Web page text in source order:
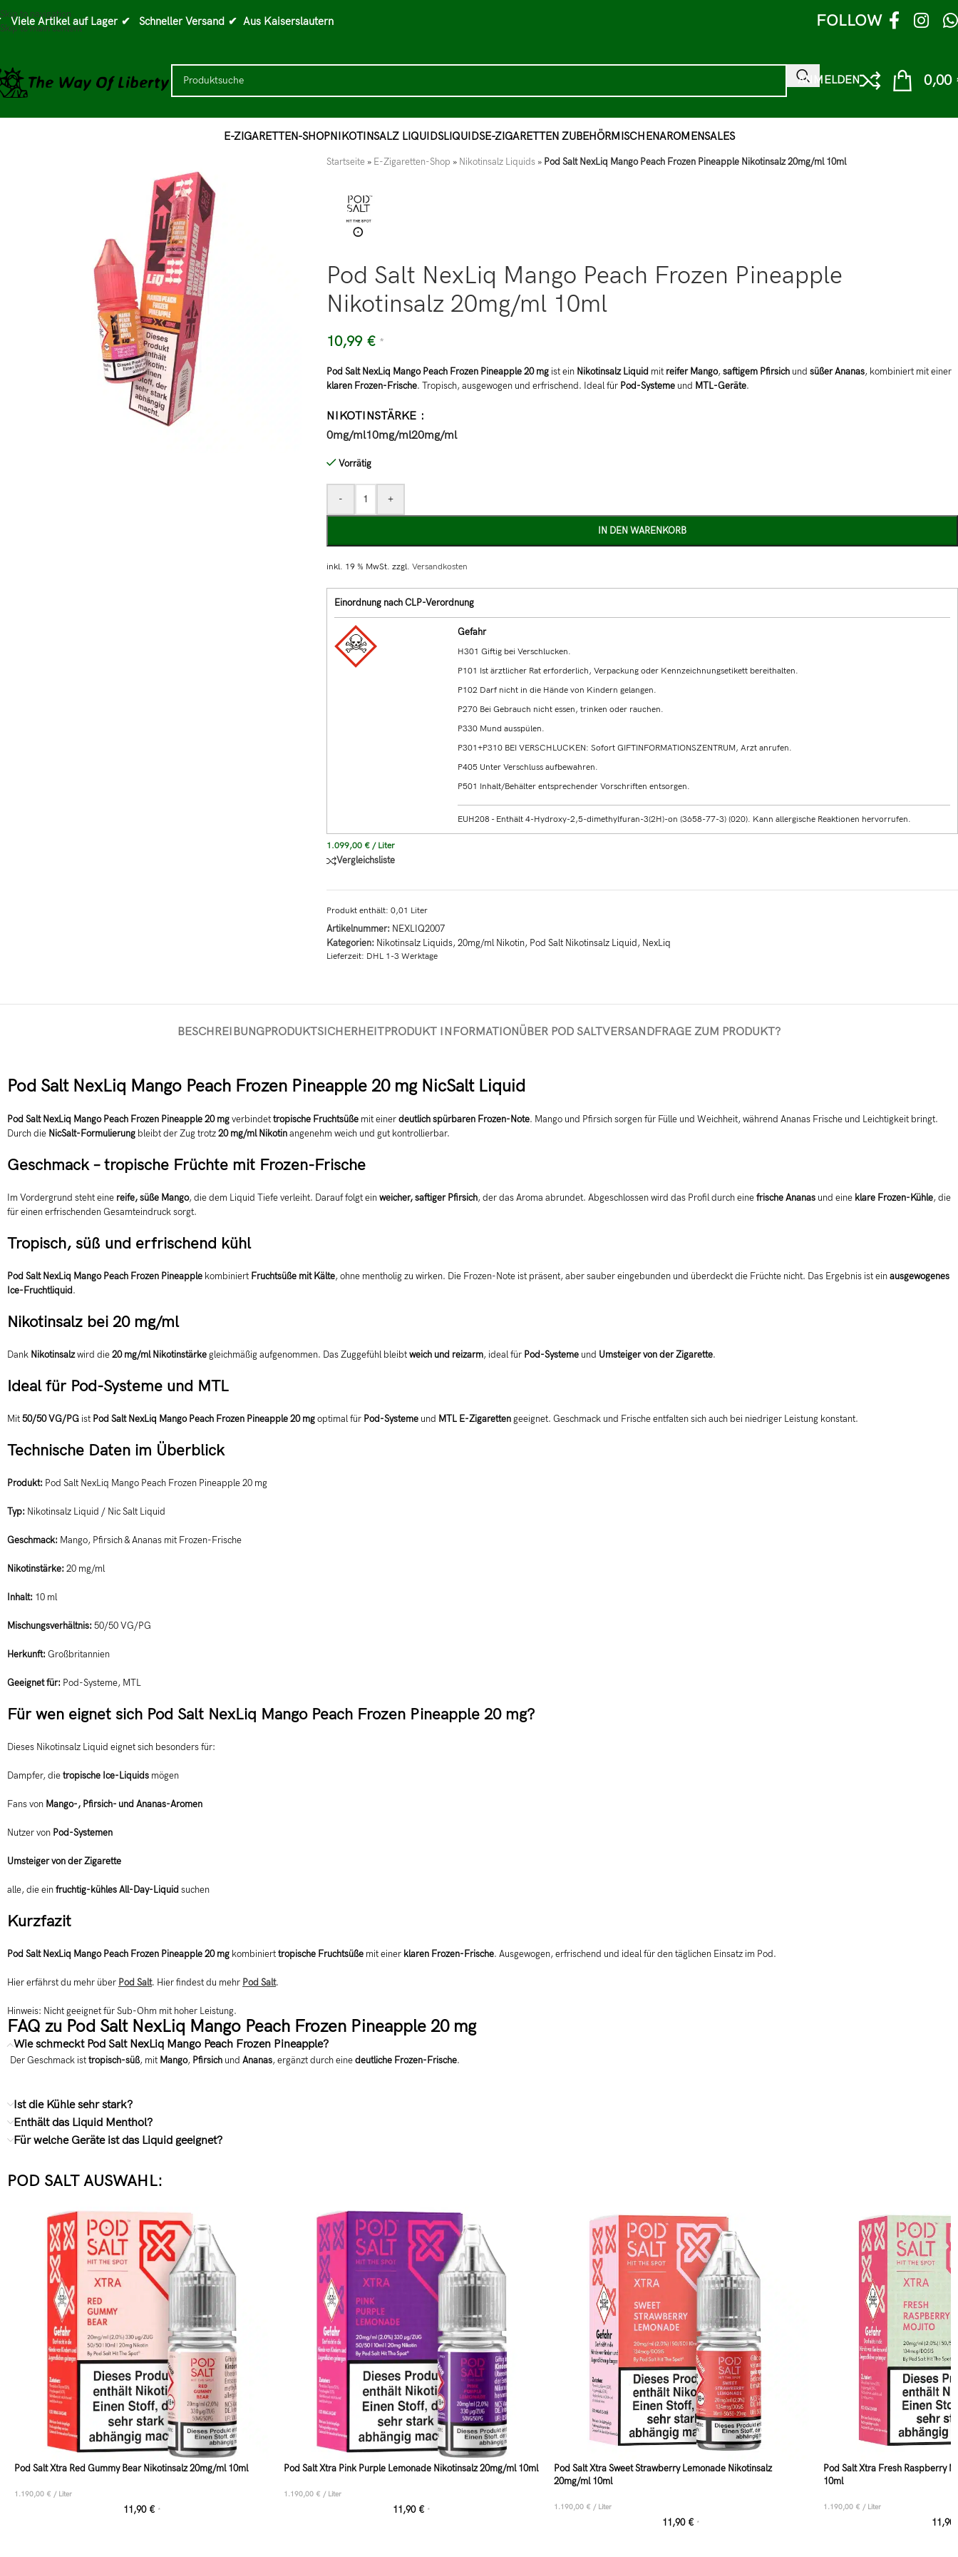
Skip to navigation
Skip to main content
Viele Artikel auf Lager ✔ Schneller Versand ✔ Aus Kaiserslautern FOLLOW
ANMELDEN 0,00
E-ZIGARETTEN-SHOPNIKOTINSALZ LIQUIDSLIQUIDSE-ZIGARETTEN ZUBEHÖRMISCHENAROMENSALES
Startseite » E-Zigaretten-Shop » Nikotinsalz Liquids » Pod Salt NexLiq Mango Peach Frozen Pineapple Nikotinsalz 20mg/ml 10ml
Pod Salt NexLiq Mango Peach Frozen Pineapple
Nikotinsalz 20mg/ml 10ml
10,99 € *
Pod Salt NexLiq Mango Peach Frozen Pineapple 20 mg ist ein Nikotinsalz Liquid mit reifer Mango,saftigem Pfirsich und süßer Ananas, kombiniert mit einer
klaren Frozen-Frische. Tropisch, ausgewogen und erfrischend. Ideal für Pod-Systeme und MTL-Geräte.
NIKOTINSTÄRKE
0mg/ml10mg/ml20mg/ml
Vorrätig
- +
IN DEN WARENKORB
inkl. 19 % MwSt. zzgl. Versandkosten
Einordnung nach CLP-Verordnung
Gefahr
H301 Giftig bei Verschlucken.
P101 Ist ärztlicher Rat erforderlich, Verpackung oder Kennzeichnungsetikett bereithalten.
P102 Darf nicht in die Hände von Kindern gelangen.
P270 Bei Gebrauch nicht essen, trinken oder rauchen.
P330 Mund ausspülen.
P301+P310 BEI VERSCHLUCKEN: Sofort GIFTINFORMATIONSZENTRUM, Arzt anrufen.
P405 Unter Verschluss aufbewahren.
P501 Inhalt/Behälter entsprechender Vorschriften entsorgen.
EUH208 - Enthält 4-Hydroxy-2,5-dimethylfuran-3(2H)-on (3658-77-3) (020). Kann allergische Reaktionen hervorrufen.
1.099,00 € / Liter
Vergleichsliste
Produkt enthält: 0,01 Liter
Artikelnummer: NEXLIQ2007
Kategorien: Nikotinsalz Liquids,20mg/ml Nikotin, Pod Salt Nikotinsalz Liquid, NexLiq
Lieferzeit: DHL 1-3 Werktage
BESCHREIBUNGPRODUKTSICHERHEITPRODUKT INFORMATIONÜBER POD SALTVERSANDFRAGE ZUM PRODUKT?
Pod Salt NexLiq Mango Peach Frozen Pineapple 20 mg NicSalt Liquid
Pod Salt NexLiq Mango Peach Frozen Pineapple 20 mgverbindettropische Fruchtsüße mit einerdeutlich spürbaren Frozen-Note. Mango und Pfirsich sorgen für Fülle und Weichheit, während Ananas Frische und Leichtigkeit bringt.
Durch die NicSalt-Formulierung bleibt der Zug trotz20 mg/ml Nikotinangenehm weich und gut kontrollierbar.
Geschmack – tropische Früchte mit Frozen-Frische
Im Vordergrund steht eine reife, süße Mango, die dem Liquid Tiefe verleiht. Darauf folgt einweicher, saftiger Pfirsich, der das Aroma abrundet. Abgeschlossen wird das Profil durch einefrische Ananas und eine klare Frozen-Kühle, die
für einen erfrischenden Gesamteindruck sorgt.
Tropisch, süß und erfrischend kühl
Pod Salt NexLiq Mango Peach Frozen Pineapple kombiniert Fruchtsüße mit Kälte, ohne mentholig zu wirken. Die Frozen-Note ist präsent, aber sauber eingebunden und überdeckt die Früchte nicht. Das Ergebnis ist einausgewogenes
Ice-Fruchtliquid.
Nikotinsalz bei 20 mg/ml
Dank Nikotinsalzwird die20 mg/ml Nikotinstärkegleichmäßig aufgenommen. Das Zuggefühl bleibtweich und reizarm, ideal für Pod-Systeme und Umsteiger von der Zigarette.
Ideal für Pod-Systeme und MTL
Mit50/50 VG/PG ist Pod Salt NexLiq Mango Peach Frozen Pineapple 20 mgoptimal für Pod-Systeme und MTL E-Zigarettengeeignet. Geschmack und Frische entfalten sich auch bei niedriger Leistung konstant.
Technische Daten im Überblick
Produkt: Pod Salt NexLiq Mango Peach Frozen Pineapple 20 mg
Typ: Nikotinsalz Liquid / Nic Salt Liquid
Geschmack: Mango, Pfirsich & Ananas mit Frozen-Frische
Nikotinstärke: 20 mg/ml
Inhalt: 10 ml
Mischungsverhältnis: 50/50 VG/PG
Herkunft: Großbritannien
Geeignet für: Pod-Systeme, MTL
Für wen eignet sich Pod Salt NexLiq Mango Peach Frozen Pineapple 20 mg?
Dieses Nikotinsalz Liquid eignet sich besonders für:
Dampfer, dietropische Ice-Liquids mögen
Fans von Mango-, Pfirsich- und Ananas-Aromen
Nutzer von Pod-Systemen
Umsteiger von der Zigarette
alle, die einfruchtig-kühles All-Day-Liquid suchen
Kurzfazit
Pod Salt NexLiq Mango Peach Frozen Pineapple 20 mg kombinierttropische Fruchtsüße mit einer klaren Frozen-Frische. Ausgewogen, erfrischend und ideal für den täglichen Einsatz im Pod.
Hier erfährst du mehr über Pod Salt. Hier findest du mehr Pod Salt.
Hinweis: Nicht geeignet für Sub-Ohm mit hoher Leistung.
FAQ zu Pod Salt NexLiq Mango Peach Frozen Pineapple 20 mg
Wie schmeckt Pod Salt NexLiq Mango Peach Frozen Pineapple?
Der Geschmack isttropisch-süß, mit Mango, Pfirsich und Ananas, ergänzt durch einedeutliche Frozen-Frische.
Ist die Kühle sehr stark?
Enthält das Liquid Menthol?
Für welche Geräte ist das Liquid geeignet?
POD SALT AUSWAHL:
Pod Salt Xtra Red Gummy Bear Nikotinsalz 20mg/ml 10ml
1.190,00 € / Liter
11,90 € *
Pod Salt Xtra Pink Purple Lemonade Nikotinsalz 20mg/ml 10ml
1.190,00 € / Liter
11,90 € *
Pod Salt Xtra Sweet Strawberry Lemonade Nikotinsalz
20mg/ml 10ml
1.190,00 € / Liter
11,90 € *
Pod Salt Xtra Fresh Raspberry
10ml
1.190,00 € / Liter
11,90